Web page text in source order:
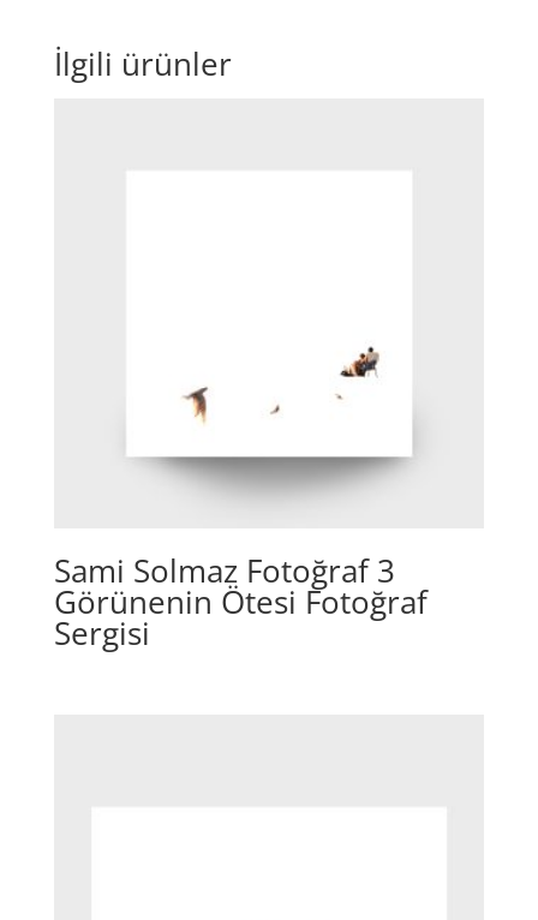
İlgili ürünler
Sami Solmaz Fotoğraf 3
Görünenin Ötesi Fotoğraf
Sergisi